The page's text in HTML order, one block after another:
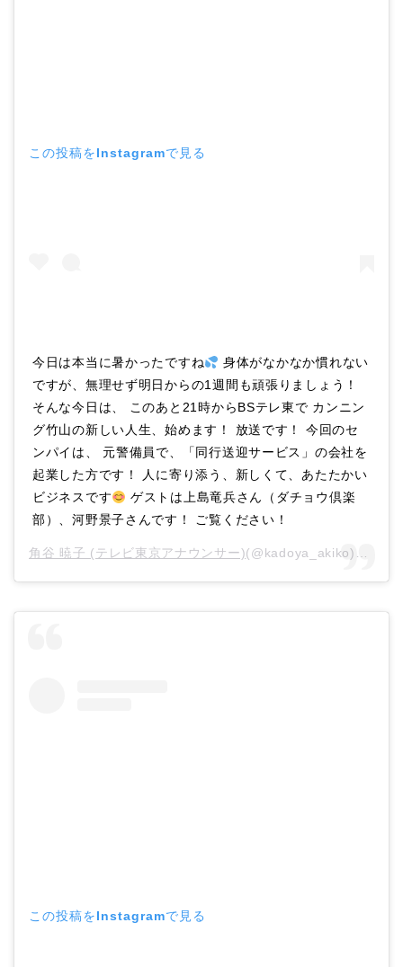
この投稿をInstagramで見る
今日は本当に暑かったですね
身体がなかなか慣れない
ですが、無理せず明日からの1週間も頑張りましょう！
そんな今日は、 このあと21時からBSテレ東で カンニン
グ竹山の新しい人生、始めます！ 放送です！ 今回のセ
ンパイは、 元警備員で、「同行送迎サービス」の会社を
起業した方です！ 人に寄り添う、新しくて、あたたかい
ビジネスです
ゲストは上島竜兵さん（ダチョウ倶楽
部）、河野景子さんです！ ご覧ください！
角谷 暁子 (テレビ東京アナウンサー)(@kadoya_akiko)がシェアした投稿 –
この投稿をInstagramで見る